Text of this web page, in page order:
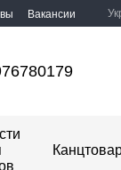
Вакансии